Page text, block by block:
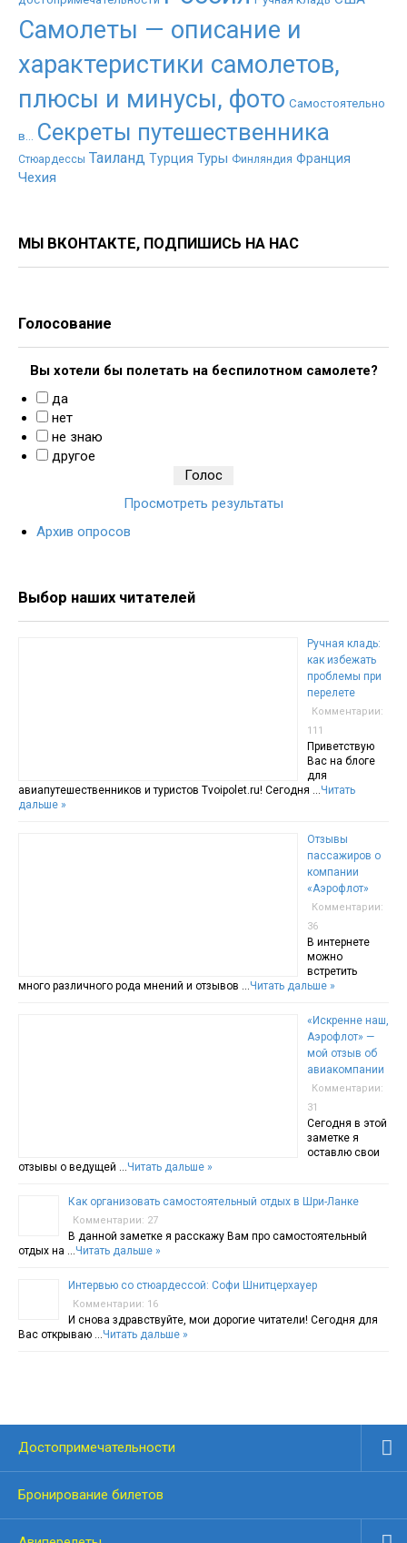
Самолеты — описание и
характеристики самолетов,
плюсы и минусы, фото Самостоятельно
в... Секреты путешественника
Стюардессы Таиланд Турция Туры Финляндия Франция
Чехия
МЫ ВКОНТАКТЕ, ПОДПИШИСЬ НА НАС
Голосование
Вы хотели бы полетать на беспилотном самолете?
да
нет
не знаю
другое
Просмотреть результаты
Архив опросов
Выбор наших читателей
Ручная кладь:
как избежать
проблемы при
перелете
Комментарии:
111
Приветствую
Вас на блоге
для
авиапутешественников и туристов Tvoipolet.ru! Сегодня …Читать
дальше »
Отзывы
пассажиров о
компании
«Аэрофлот»
Комментарии:
36
В интернете
можно
встретить
много различного рода мнений и отзывов …Читать дальше »
«Искренне наш,
Аэрофлот» —
мой отзыв об
авиакомпании
Комментарии:
31
Сегодня в этой
заметке я
оставлю свои
отзывы о ведущей …Читать дальше »
Как организовать самостоятельный отдых в Шри-Ланке
Комментарии: 27
В данной заметке я расскажу Вам про самостоятельный
отдых на …Читать дальше »
Интервью со стюардессой: Софи Шнитцерхауер
Комментарии: 16
И снова здравствуйте, мои дорогие читатели! Сегодня для
Вас открываю …Читать дальше »
Достопримечательности
Бронирование билетов